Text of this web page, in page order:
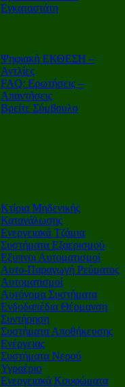
Εγκαταστάτη
Ψηφιακή ΕΚΘΕΣΗ –
Αντλίες
FAQ: Ερωτήσεις –
Απαντήσεις
Βρείτε Σύμβουλο
Κτίρια Μηδενικής
Κατανάλωσης
Ενεργειακά Τζάμια
Συστήματα Εξαερισμού
Εξυπνοι Αυτοματισμοί
Αυτο-Παραγωγή Ρεύματος
Αυτοματισμοί
Αυτόνομα Συστήματα
Ενδοδαπέδια Θέρμανση
Συντήρηση
Συστήματα Αποθήκευσης
Ενέργειας
Συστήματα Νερού
Υγραέριο
Ενεργειακά Κουφώματα